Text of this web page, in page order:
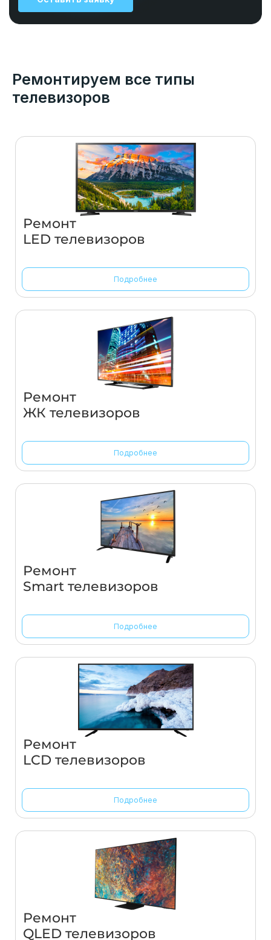
Ремонтируем все типы
телевизоров
Ремонт
LED телевизоров
Подробнее
Ремонт
ЖК телевизоров
Подробнее
Ремонт
Smart телевизоров
Подробнее
Ремонт
LCD телевизоров
Подробнее
Ремонт
QLED телевизоров